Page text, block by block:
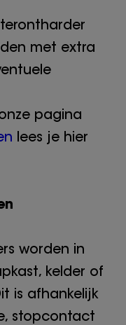
met extra
pagina
lees je hier
worden in
kelder of
is afhankelijk
stopcontact